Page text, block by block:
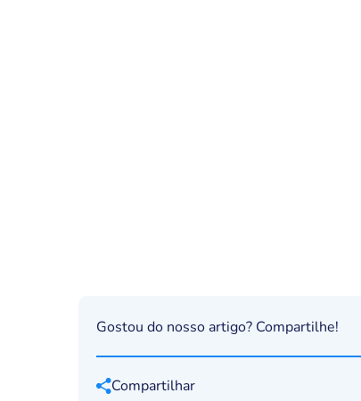
Gostou do nosso artigo? Compartilhe!
Compartilhar